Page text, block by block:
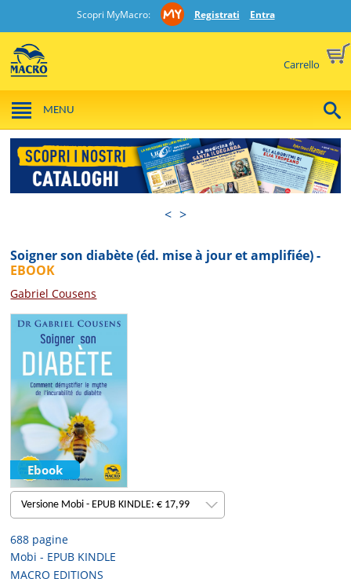
Scopri MyMacro: Registrati Entra
Carrello
MENU
< >
Soigner son diabète (éd. mise à jour et amplifiée) -
EBOOK
Gabriel Cousens
Ebook
Versione Mobi - EPUB KINDLE: € 17,99
688 pagine
Mobi - EPUB KINDLE
MACRO EDITIONS